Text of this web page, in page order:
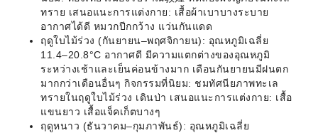
ทราย เสนอแนะการแต่งกาย: เสื้อผ้าเบาบางระบาย
อากาศได้ดี หมวกปีกกว้าง แว่นกันแดด
ฤดูใบไม้ร่วง (กันยายน–พฤศจิกายน): อุณหภูมิเฉลี่ย
11.4–20.8°C อากาศดี มีความแตกต่างของอุณหภูมิ
ระหว่างเช้าและเย็นค่อนข้างมาก เดือนกันยายนมีฝนตก
มากกว่าเดือนอื่นๆ กิจกรรมที่นิยม: ชมทัศนียภาพทะเล
ทรายในฤดูใบไม้ร่วง เดินป่า เสนอแนะการแต่งกาย: เสื้อ
แขนยาว เสื้อแจ็คเก็ตบางๆ
ฤดูหนาว (ธันวาคม–กุมภาพันธ์): อุณหภูมิเฉลี่ย